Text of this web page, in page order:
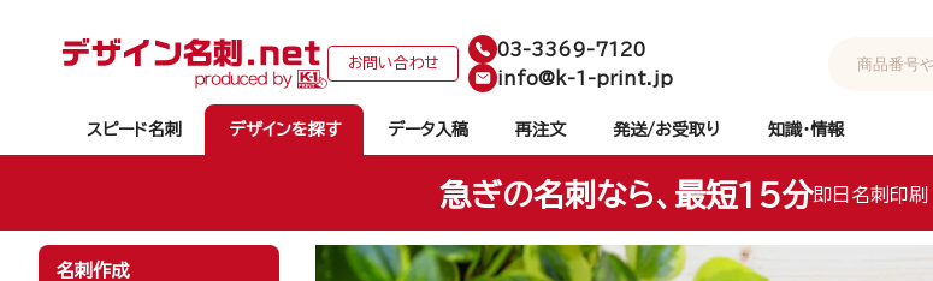
お問い合わせ
03-3369-7120
info@k-1-print.jp
スピード名刺 デザインを探す データ入稿 再注文 発送/お受取り 知識・情報
急ぎの名刺なら、最短15分即日名刺印刷
名刺作成